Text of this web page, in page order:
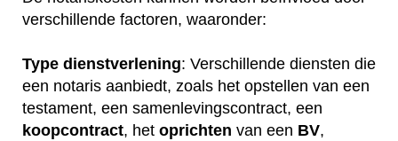
verschillende factoren, waaronder:
Type dienstverlening: Verschillende diensten die
een notaris aanbiedt, zoals het opstellen van een
testament, een samenlevingscontract, een
koopcontract, het oprichten van een BV,